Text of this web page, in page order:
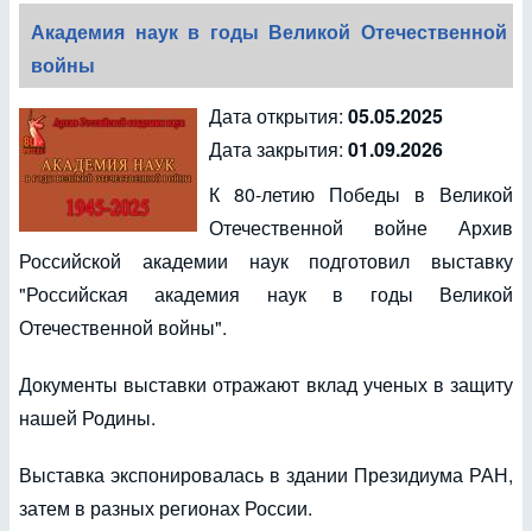
Академия наук в годы Великой Отечественной
войны
Дата открытия: 05.05.2025
Дата закрытия: 01.09.2026
К 80-летию Победы в Великой
Отечественной войне Архив
Российской академии наук подготовил выставку
"Российская академия наук в годы Великой
Отечественной войны".
Документы выставки отражают вклад ученых в защиту
нашей Родины.
Выставка экспонировалась в здании Президиума РАН,
затем в разных регионах России.